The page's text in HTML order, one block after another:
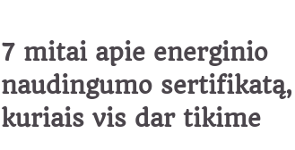
7 mitai apie energinio
naudingumo sertifikatą,
kuriais vis dar tikime